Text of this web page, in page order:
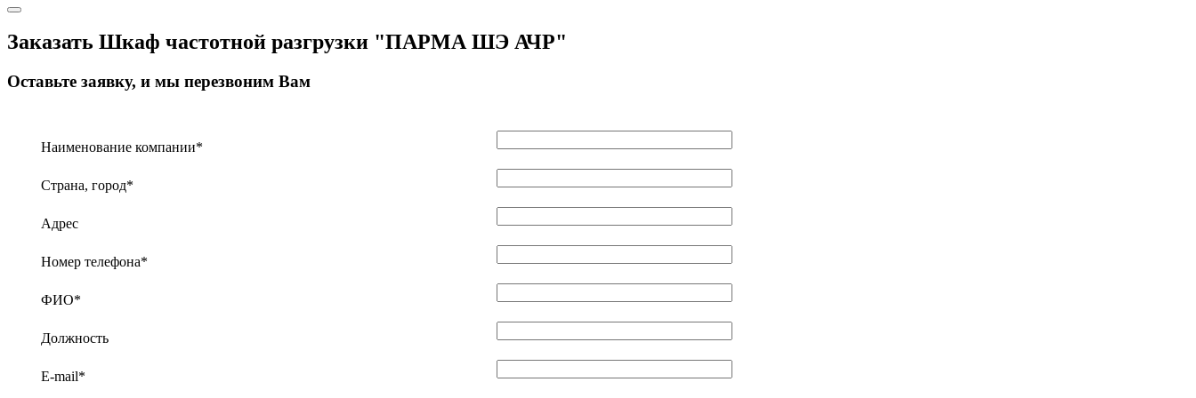
Заказать Шкаф частотной разгрузки "ПАРМА ШЭ АЧР"
Оставьте заявку, и мы перезвоним Вам
Наименование компании*
Страна, город*
Адрес
Номер телефона*
ФИО*
Должность
E-mail*